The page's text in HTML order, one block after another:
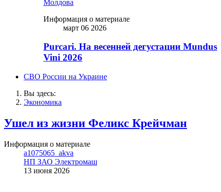
Молдова
Информация о материале
март 06 2026
Purcari. На весенней дегустации Mundus
Vini 2026
СВО России на Украине
Вы здесь:
Экономика
Ушел из жизни Феликс Крейчман
Информация о материале
a1075065_akva
НП ЗАО Электромаш
13 июня 2026